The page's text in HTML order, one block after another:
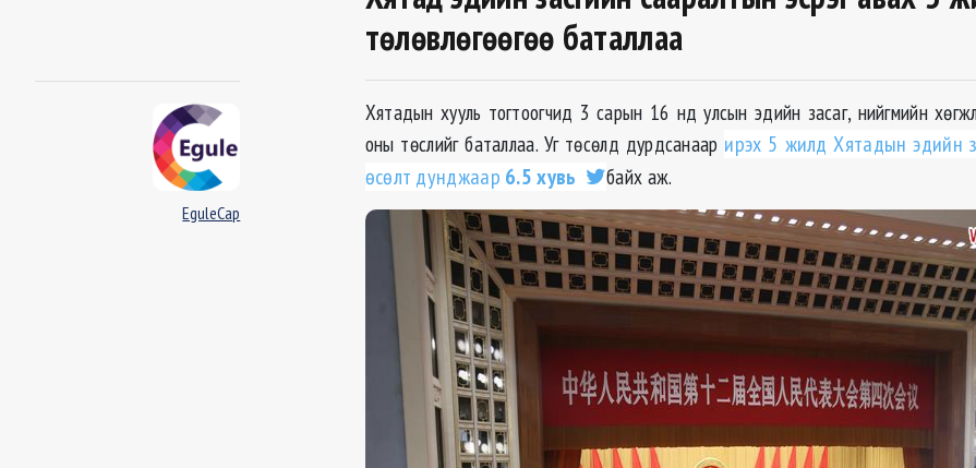
төлөвлөгөөгөө баталлаа
EguleCap
Хятадын хууль тогтоогчид 3 сарын 16 нд улсын эдийн засаг, нийгмийн
оны төслийг баталлаа. Уг төсөлд дурдсанаар ирэх 5 жилд Хятадын эдийн
өсөлт дунджаар 6.5 хувь байх аж.